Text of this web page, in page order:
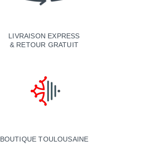
LIVRAISON EXPRESS
& RETOUR GRATUIT
BOUTIQUE TOULOUSAINE